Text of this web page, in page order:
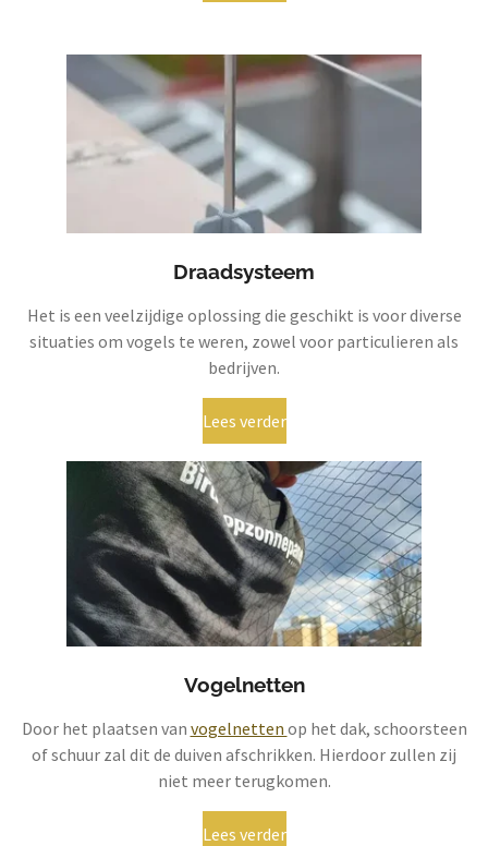
Draadsysteem
Het is een veelzijdige oplossing die geschikt is voor diverse
situaties om vogels te weren, zowel voor particulieren als
bedrijven.
Lees verder
Vogelnetten
Door het plaatsen van vogelnetten op het dak, schoorsteen
of schuur zal dit de duiven afschrikken. Hierdoor zullen zij
niet meer terugkomen.
Lees verder